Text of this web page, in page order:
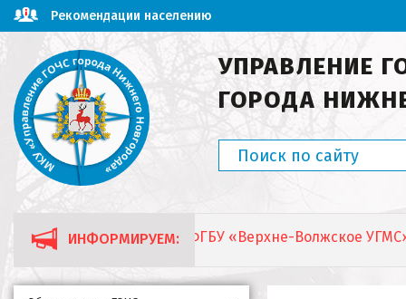
Рекомендации населению
УПРАВЛЕНИЕ
ГОРОДА
ИНФОРМИРУЕМ:
По данным ФГБУ «Верхне-Волжское УГМС»,